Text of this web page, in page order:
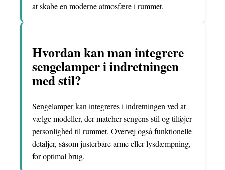
at skabe en moderne atmosfære i rummet.
Hvordan kan man integrere
sengelamper i indretningen
med stil?
Sengelamper kan integreres i indretningen ved at
vælge modeller, der matcher sengens stil og tilføjer
personlighed til rummet. Overvej også funktionelle
detaljer, såsom justerbare arme eller lysdæmpning,
for optimal brug.